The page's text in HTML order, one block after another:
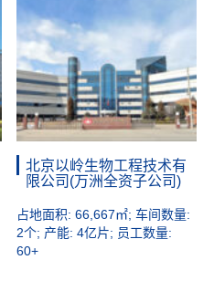
北京以岭生物工程技术有
限公司(万洲全资子公司)
占地面积: 66,667㎡; 车间数量:
2个; 产能: 4亿片; 员工数量:
60+